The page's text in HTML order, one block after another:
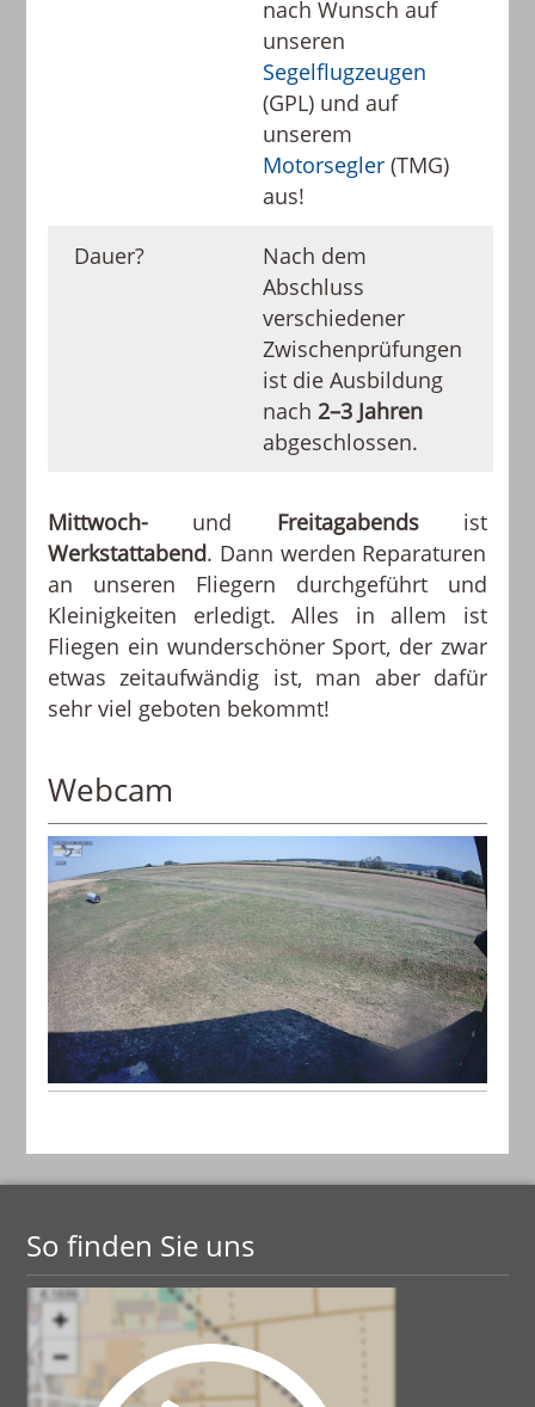
nach Wunsch auf
unseren
Segelflugzeugen
(GPL) und auf
unserem
Motorsegler (TMG)
aus!
Dauer?
Nach dem
Abschluss
verschiedener
Zwischenprüfungen
ist die Ausbildung
nach 2–3 Jahren
abgeschlossen.
Mittwoch- und Freitagabendsist
Werkstattabend. Dann werden Reparaturen
an unseren Fliegern durchgeführt und
Kleinigkeiten erledigt. Alles in allem ist
Fliegen ein wunderschöner Sport, der zwar
etwas zeitaufwändig ist, man aber dafür
sehr viel geboten bekommt!
Webcam
So finden Sie uns